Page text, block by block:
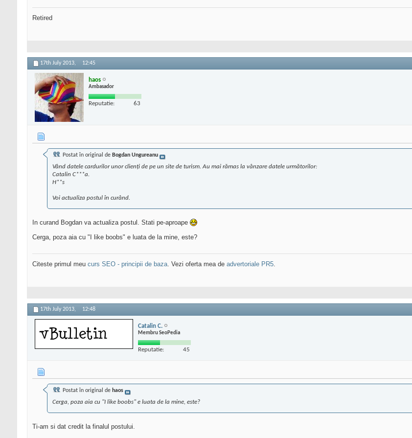
Retired
17th July 2013, 12:45
haos
Ambasador
Reputatie: 63
Postat în original de Bogdan Ungureanu
Vând datele cardurilor unor clienți de pe un site de turism. Au mai rămas la vânzare datele următorilor:
Catalin C***a.
H**s
Voi actualiza postul în curând.
In curand Bogdan va actualiza postul. Stati pe-aproape
Cerga, poza aia cu "I like boobs" e luata de la mine, este?
Citeste primul meu curs SEO - principii de baza. Vezi oferta mea de advertoriale PR5.
17th July 2013, 12:48
Catalin C.
Membru SeoPedia
Reputatie: 45
Postat în original de haos
Cerga, poza aia cu "I like boobs" e luata de la mine, este?
Ti-am si dat credit la finalul postului.